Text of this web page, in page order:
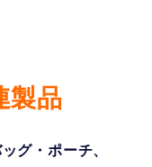
製品
グ・ポーチ、